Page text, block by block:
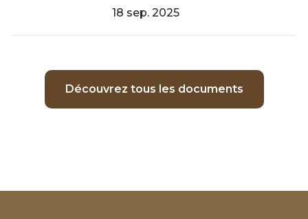
18 sep. 2025
Découvrez tous les documents